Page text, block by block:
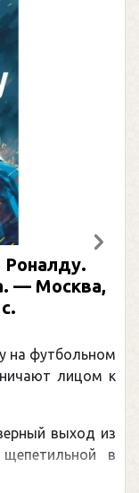
Роналду.
— Москва,
на футбольном
лицом к
выход из
в